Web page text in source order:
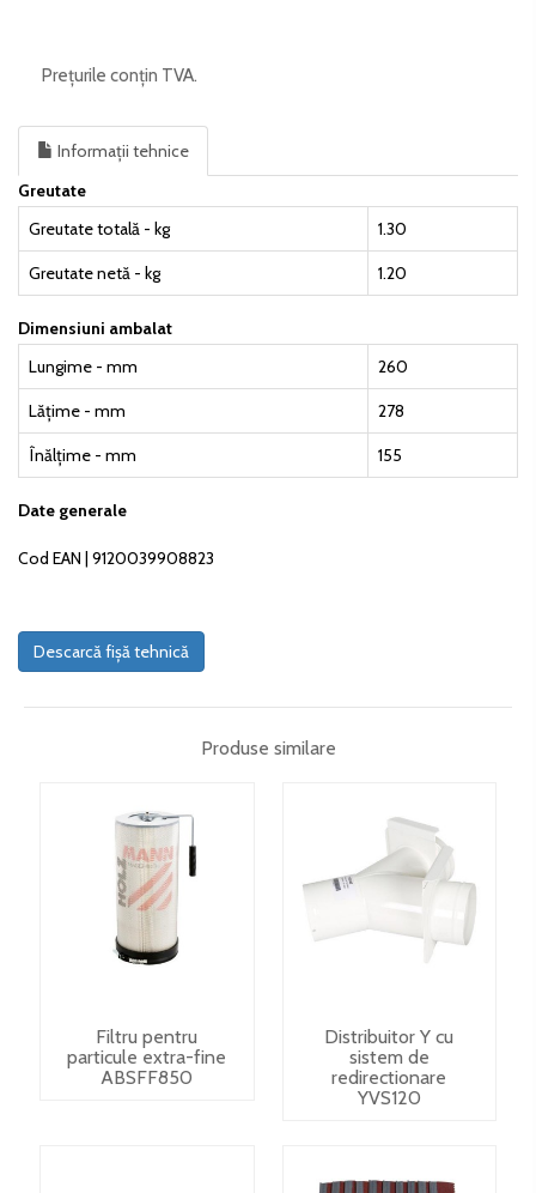
Prețurile conțin TVA.
Informații tehnice
Greutate
Greutate totală - kg
1.30
Greutate netă - kg 1.20
Dimensiuni ambalat
Lungime - mm
260
Lățime - mm 278
Înălțime - mm 155
Date generale
Cod EAN | 9120039908823
Descarcă fișă tehnică
Produse similare
Filtru pentru
particule extra-fine
ABSFF850
Distribuitor Y cu
sistem de
redirectionare
YVS120